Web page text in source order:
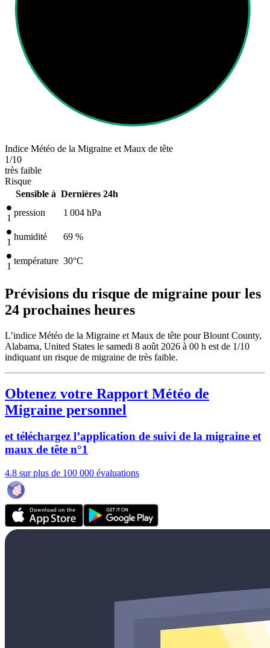
Indice Météo de la Migraine et Maux de tête
1/10
très faible
Risque
Sensible à Dernières 24h
1
pression 1 004 hPa
1
humidité 69 %
1
température 30°C
Prévisions du risque de migraine pour les
24 prochaines heures
L’indice Météo de la Migraine et Maux de tête pour Blount County,
Alabama, United States le samedi 8 août 2026 à 00 h est de 1/10
indiquant un risque de migraine de très faible.
Obtenez votre Rapport Météo de
Migraine personnel
et téléchargez l’application de suivi de la migraine et
maux de tête n°1
4.8 sur plus de 100 000 évaluations